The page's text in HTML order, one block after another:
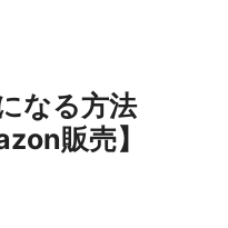
なる方法
販売】